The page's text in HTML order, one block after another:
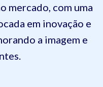
mercado, com uma
em inovação e
a imagem e